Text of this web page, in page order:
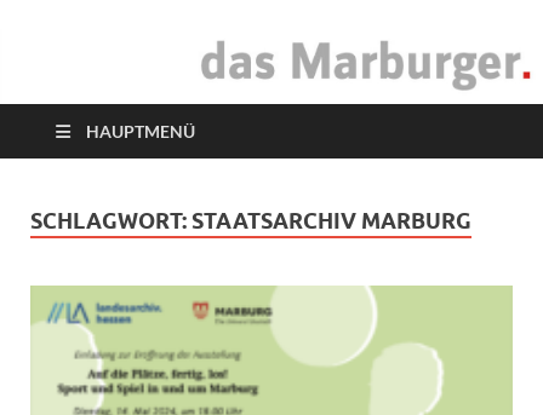
das Marburger.
HAUPTMENÜ
SCHLAGWORT: STAATSARCHIV MARBURG